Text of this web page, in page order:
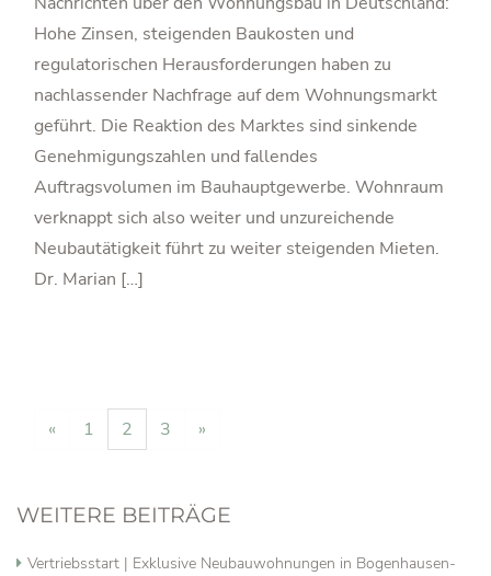
Hohe Zinsen, steigenden Baukosten und
regulatorischen Herausforderungen haben zu
nachlassender Nachfrage auf dem Wohnungsmarkt
geführt. Die Reaktion des Marktes sind sinkende
Genehmigungszahlen und fallendes
Auftragsvolumen im Bauhauptgewerbe. Wohnraum
verknappt sich also weiter und unzureichende
Neubautätigkeit führt zu weiter steigenden Mieten.
Dr. Marian […]
« 1 2 3 »
WEITERE BEITRÄGE
Vertriebsstart | Exklusive Neubauwohnungen in Bogenhausen-